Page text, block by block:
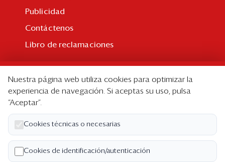
Publicidad
Contáctenos
Libro de reclamaciones
Suscripción individual
Paquetes corporativos
Edición Impresa
Nosotros
Nuestra página web utiliza cookies para optimizar la
experiencia de navegación. Si aceptas su uso, pulsa
“Aceptar”.
Cookies técnicas o necesarias
Cookies de identificación/autenticación